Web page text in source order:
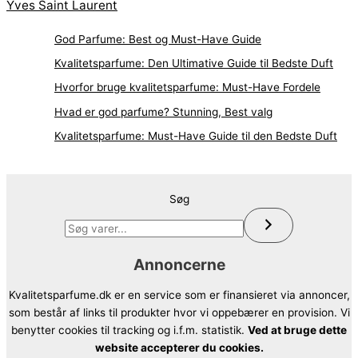
Yves Saint Laurent
God Parfume: Best og Must-Have Guide
Kvalitetsparfume: Den Ultimative Guide til Bedste Duft
Hvorfor bruge kvalitetsparfume: Must-Have Fordele
Hvad er god parfume? Stunning, Best valg
Kvalitetsparfume: Must-Have Guide til den Bedste Duft
Søg
Annoncerne
Kvalitetsparfume.dk er en service som er finansieret via annoncer,
som består af links til produkter hvor vi oppebærer en provision. Vi
benytter cookies til tracking og i.f.m. statistik. Ved at bruge dette
website accepterer du cookies.